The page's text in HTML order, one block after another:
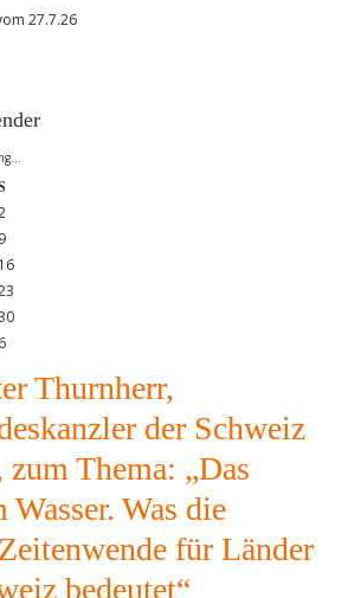
27.7.26
9
16
6
Thurnherr,
der Schweiz
zum Thema: „Das
Wasser. Was die
für Länder
bedeutet“